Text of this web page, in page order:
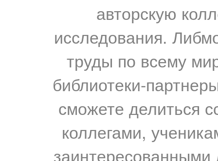
авторскую
исследования.
труды по всему
библиотеки-
сможете делиться
коллегами,